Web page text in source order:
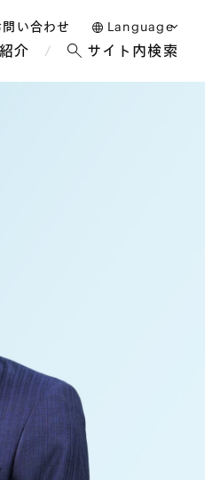
問い合わせ Language
日本語
産
よび経済安全保
リティ法務
ャー・カジノ
公共団体・公的
セル
介 サイト内検索